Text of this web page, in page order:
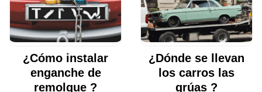
¿Cómo instalar
enganche de
remolque ?
¿Dónde se llevan
los carros las
grúas ?